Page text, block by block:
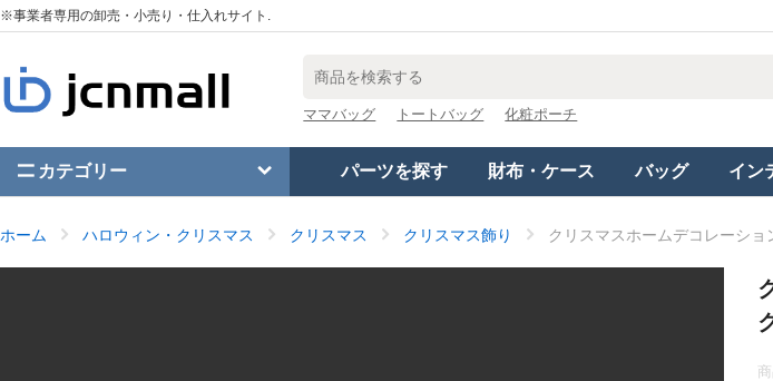
※事業者専用の卸売・小売り・仕入れサイト.
ママバッグ トートバッグ 化粧ポーチ
カテゴリー パーツを探す 財布・ケース バッグ イン
ホーム ハロウィン・クリスマス クリスマス クリスマス飾り クリスマスホームデコレーシ